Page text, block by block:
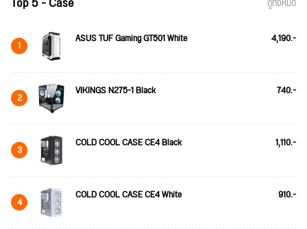
1 ASUS TUF Gaming GT501 White 4,190.-
2 VIKINGS N275-1 Black 740.-
3 COLD COOL CASE CE4 Black 1,110.-
4 COLD COOL CASE CE4 White 910.-